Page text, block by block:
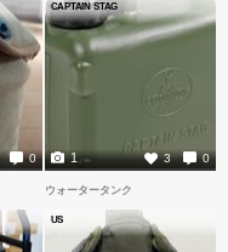
0
CAPTAIN STAG
3 0
1
ウォータータンク
US